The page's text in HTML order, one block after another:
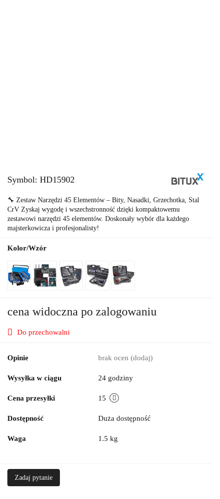
Symbol: HD15902
🔧 Zestaw Narzędzi 45 Elementów – Bity, Nasadki, Grzechotka, Stal
CrV Zyskaj wygodę i wszechstronność dzięki kompaktowemu
zestawowi narzędzi 45 elementów. Doskonały wybór dla każdego
majsterkowicza i profesjonalisty!
Kolor/Wzór
cena widoczna po zalogowaniu
Do przechowalni
Opinie brak ocen (dodaj)
Wysyłka w ciągu 24 godziny
Cena przesyłki 15
Dostępność Duża dostępność
Waga 1.5 kg
Zadaj pytanie